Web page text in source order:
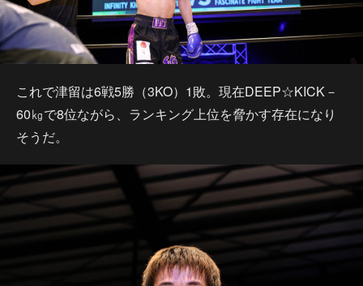
これで津留は6戦5勝（3KO）1敗。現在DEEP☆KICK－
60㎏で8位ながら、ランキング上位を脅かす存在になり
そうだ。